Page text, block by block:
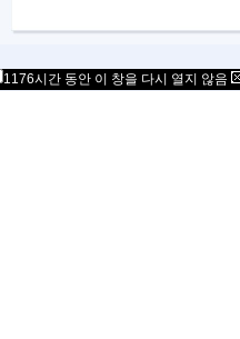
1176시간 동안 이 창을 다시 열지 않음